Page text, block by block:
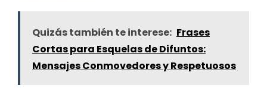
Quizás también te interese: Frases
Cortas para Esquelas de Difuntos:
Mensajes Conmovedores y Respetuosos